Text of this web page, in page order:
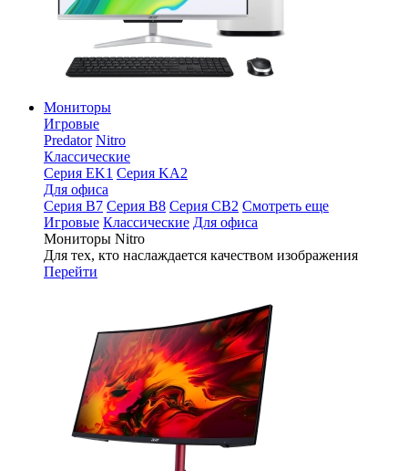
Мониторы
Игровые
Predator Nitro
Классические
Серия EK1 Серия KA2
Для офиса
Серия B7 Серия B8 Серия CB2 Смотреть еще
Игровые Классические Для офиса
Мониторы Nitro
Для тех, кто наслаждается качеством изображения
Перейти